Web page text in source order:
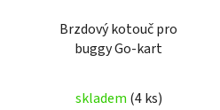
Brzdový kotouč pro
buggy Go-kart
skladem (4 ks)